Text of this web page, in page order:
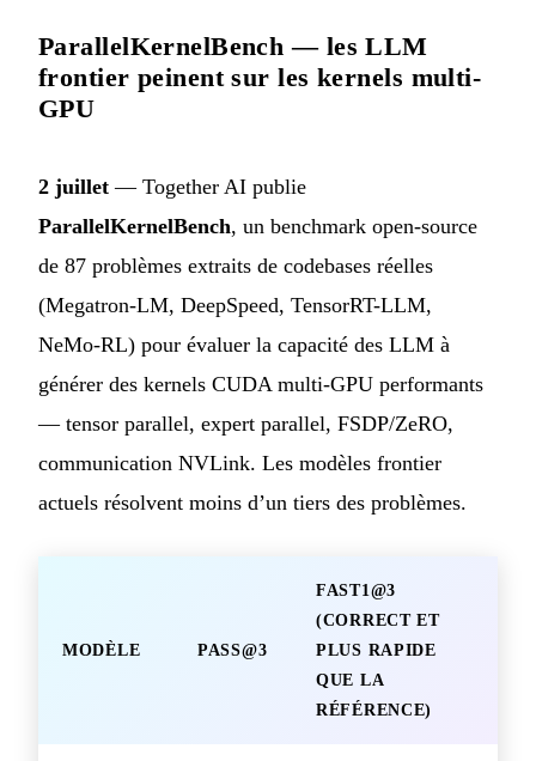
ParallelKernelBench — les LLM
frontier peinent sur les kernels multi-
GPU
2 juillet — Together AI publie
ParallelKernelBench, un benchmark open-source
de 87 problèmes extraits de codebases réelles
(Megatron-LM, DeepSpeed, TensorRT-LLM,
NeMo-RL) pour évaluer la capacité des LLM à
générer des kernels CUDA multi-GPU performants
— tensor parallel, expert parallel, FSDP/ZeRO,
communication NVLink. Les modèles frontier
actuels résolvent moins d’un tiers des problèmes.
MODÈLE PASS@3
FAST1@3
(CORRECT ET
PLUS RAPIDE
QUE LA
RÉFÉRENCE)